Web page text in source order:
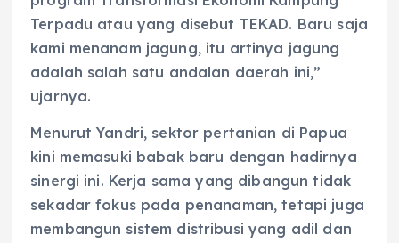
Terpadu atau yang disebut TEKAD. Baru saja
kami menanam jagung, itu artinya jagung
adalah salah satu andalan daerah ini,”
ujarnya.
Menurut Yandri, sektor pertanian di Papua
kini memasuki babak baru dengan hadirnya
sinergi ini. Kerja sama yang dibangun tidak
sekadar fokus pada penanaman, tetapi juga
membangun sistem distribusi yang adil dan